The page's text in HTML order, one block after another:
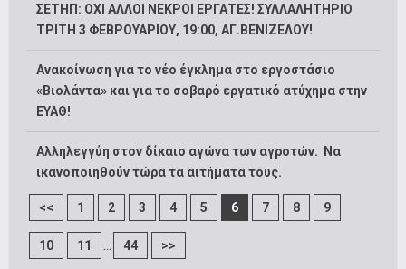
ΣΕΤΗΠ: ΟΧΙ ΑΛΛΟΙ ΝΕΚΡΟΙ ΕΡΓΑΤΕΣ! ΣΥΛΛΑΛΗΤΗΡΙΟ
ΤΡΙΤΗ 3 ΦΕΒΡΟΥΑΡΙΟΥ, 19:00, ΑΓ.ΒΕΝΙΖΕΛΟΥ!
Ανακοίνωση για το νέο έγκλημα στο εργοστάσιο
«Βιολάντα» και για το σοβαρό εργατικό ατύχημα στην
ΕΥΑΘ!
Αλληλεγγύη στον δίκαιο αγώνα των αγροτών. Να
ικανοποιηθούν τώρα τα αιτήματα τους.
<< 1 2 3 4 5 6 7 8 9
10 11 44 >>